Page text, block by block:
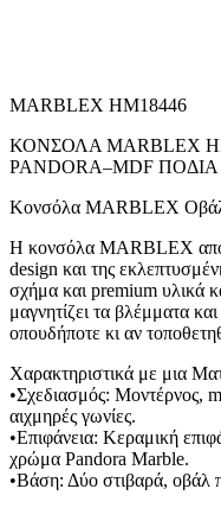
MARBLEX HM18446
ΚΟΝΣΟΛΑ MARBLEX
PANDORA–MDF ΠΟΔΙΑ
Κονσόλα MARBLEX
Η κονσόλα MARBLEX
design και της
σχήμα και premium υλικά
μαγνητίζει τα βλέμματα
οπουδήποτε κι αν
Χαρακτηριστικά με μια
•Σχεδιασμός: Μοντέρνος,
αιχμηρές γωνίες.
•Επιφάνεια: Κεραμική
χρώμα Pandora Marble.
•Βάση: Δύο στιβαρά, οβάλ